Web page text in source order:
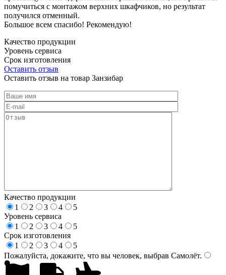
помучиться с монтажом верхних шкафчиков, но результат
получился отменный.
Большое всем спасибо! Рекомендую!
Качество продукции
Уровень сервиса
Срок изготовления
Оставить отзыв
Оставить отзыв на товар Занзибар
Качество продукции
1
2 3 4
5
Уровень сервиса
1
2 3 4
5
Срок изготовления
1
2 3 4
5
Пожалуйста, докажите, что вы человек, выбрав Самолёт.